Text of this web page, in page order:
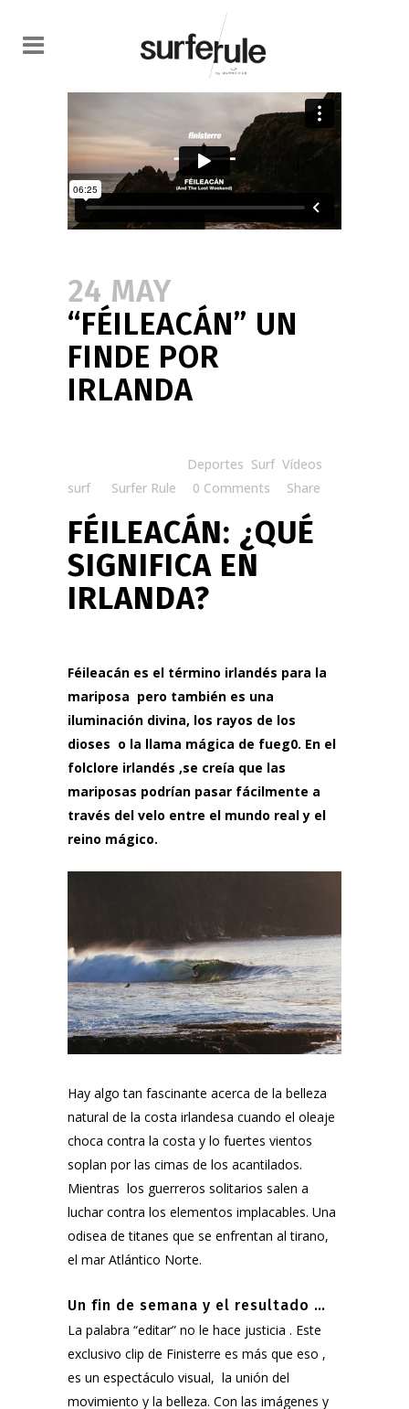
24 MAY
“FÉILEACÁN” UN
FINDE POR
IRLANDA
Deportes Surf Vídeos
surf
Surfer Rule 0 Comments Share
FÉILEACÁN: ¿QUÉ
SIGNIFICA EN
IRLANDA?
Féileacán es el término irlandés para la
mariposa pero también es una
iluminación divina, los rayos de los
dioses o la llama mágica de fueg0. En el
folclore irlandés ,se creía que las
mariposas podrían pasar fácilmente a
través del velo entre el mundo real y el
reino mágico.
Hay algo tan fascinante acerca de la belleza
natural de la costa irlandesa cuando el oleaje
choca contra la costa y lo fuertes vientos
soplan por las cimas de los acantilados.
Mientras los guerreros solitarios salen a
luchar contra los elementos implacables. Una
odisea de titanes que se enfrentan al tirano,
el mar Atlántico Norte.
Un fin de semana y el resultado …
La palabra “editar” no le hace justicia . Este
exclusivo clip de Finisterre es más que eso ,
es un espectáculo visual, la unión del
movimiento y la belleza. Con las imágenes y